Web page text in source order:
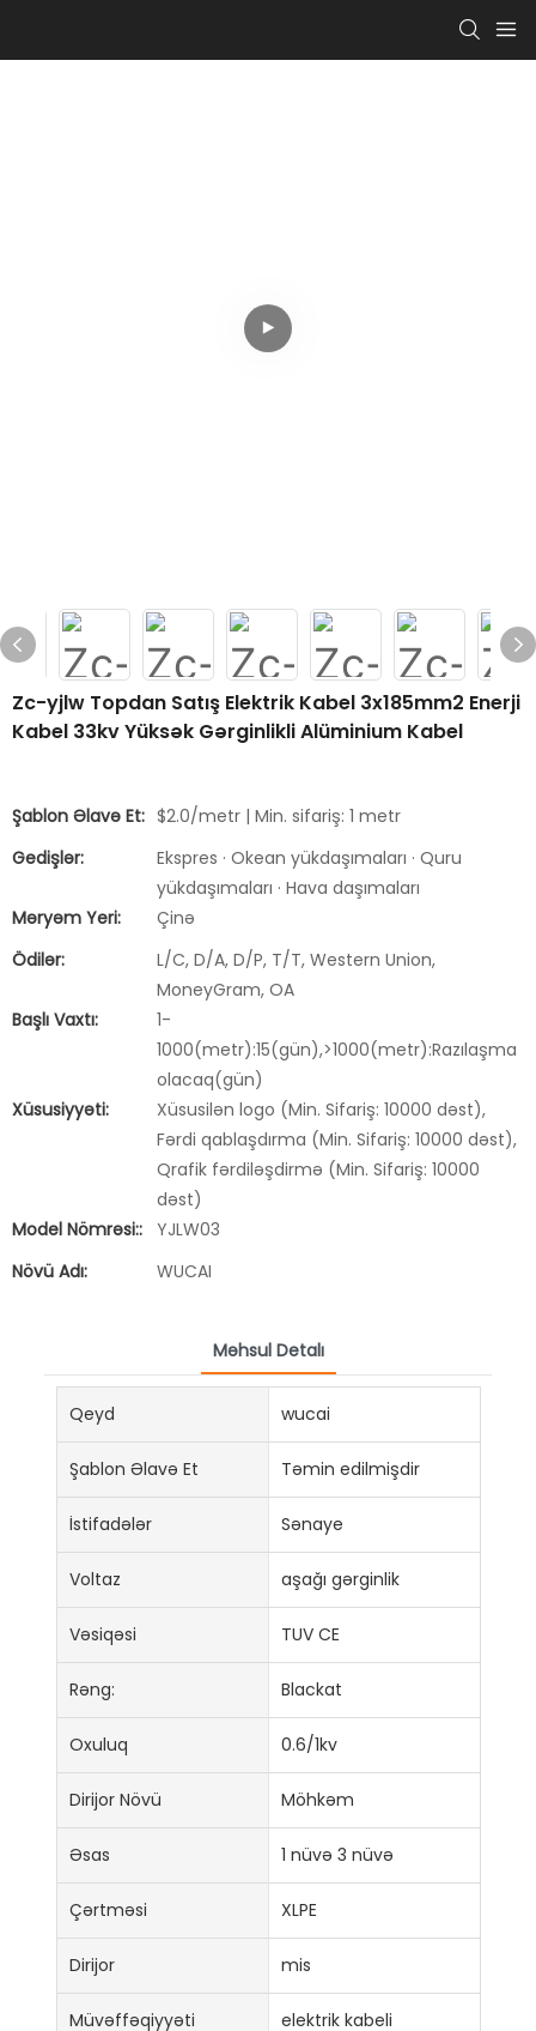
Zc-yjlw Topdan Satış Elektrik Kabel 3x185mm2 Enerji
Kabel 33kv Yüksək Gərginlikli Alüminium Kabel
Şablon Əlavə Et: $2.0/metr | Min. sifariş: 1 metr
Gedişlər:
Ekspres · Okean yükdaşımaları · Quru
yükdaşımaları · Hava daşımaları
Məryəm Yeri:
Çinə
Ödilər:
L/C, D/A, D/P, T/T, Western Union,
MoneyGram, OA
Başlı Vaxtı:
1-
1000(metr):15(gün),>1000(metr):Razılaşma
olacaq(gün)
Xüsusiyyəti:
Xüsusilən logo (Min. Sifariş: 10000 dəst),
Fərdi qablaşdırma (Min. Sifariş: 10000 dəst),
Qrafik fərdiləşdirmə (Min. Sifariş: 10000
dəst)
Model Nömrəsi:: YJLW03
Növü Adı:
WUCAI
Məhsul Detalı
Qeyd wucai
Şablon Əlavə Et Təmin edilmişdir
İstifadələr Sənaye
Voltaz aşağı gərginlik
Vəsiqəsi TUV CE
Rəng: Blackat
Oxuluq 0.6/1kv
Dirijor Növü Möhkəm
Əsas 1 nüvə 3 nüvə
Çərtməsi XLPE
Dirijor mis
Müvəffəqiyyəti elektrik kabeli